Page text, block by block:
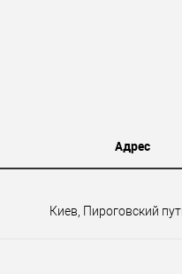
Адрес
Киев, Пироговский